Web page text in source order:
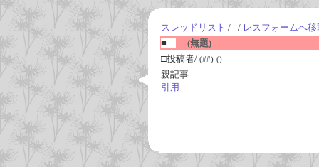
スレッドリスト / - / レスフォームへ移
■
(無題)
□投稿者/ (##)-()
親記事
引用